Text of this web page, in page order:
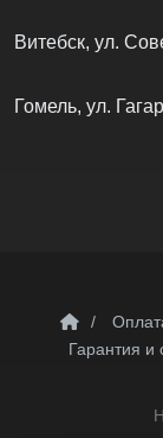
Витебск, ул.
Гомель, ул.
/
Гарантия и